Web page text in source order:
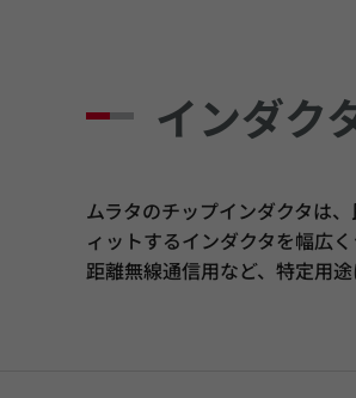
インダク
ムラタのチップインダクタは
ィットするインダクタを幅広
距離無線通信用など、特定用